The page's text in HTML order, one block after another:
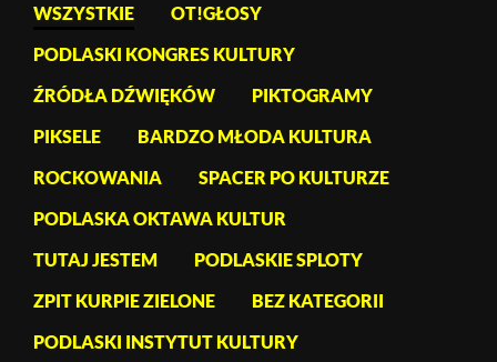
WSZYSTKIE
OT!GŁOSY
PODLASKI KONGRES KULTURY
ŹRÓDŁA DŹWIĘKÓW
PIKTOGRAMY
PIKSELE
BARDZO MŁODA KULTURA
ROCKOWANIA
SPACER PO KULTURZE
PODLASKA OKTAWA KULTUR
TUTAJ JESTEM
PODLASKIE SPLOTY
ZPIT KURPIE ZIELONE
BEZ KATEGORII
PODLASKI INSTYTUT KULTURY